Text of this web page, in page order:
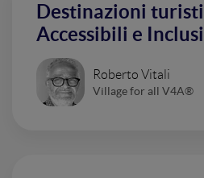
Destinazioni
Accessibili e
Roberto Vitali
Village for all V4A®